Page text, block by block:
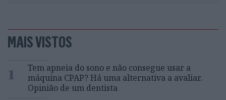
MAIS VISTOS
1
Tem apneia do sono e não consegue usar a
máquina CPAP? Há uma alternativa a avaliar.
Opinião de um dentista